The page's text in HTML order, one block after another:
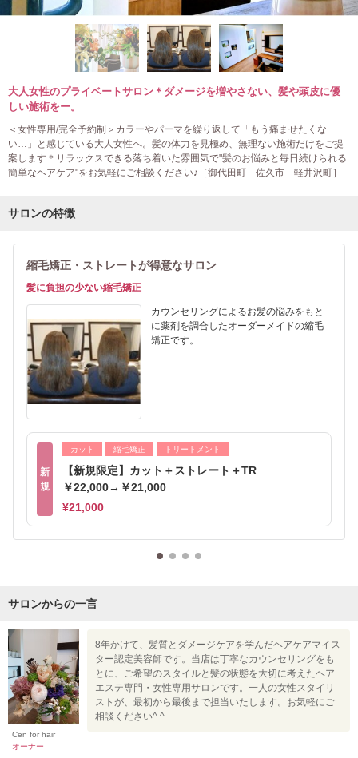
大人女性のプライベートサロン＊ダメージを増やさない、髪や頭皮に優
しい施術をー。
＜女性専用/完全予約制＞カラーやパーマを繰り返して「もう痛ませたくな
い…」と感じている大人女性へ。髪の体力を見極め、無理ない施術だけをご提
案します＊リラックスできる落ち着いた雰囲気で"髪のお悩みと毎日続けられる
簡単なヘアケア"をお気軽にご相談ください♪［御代田町 佐久市 軽井沢町］
サロンの特徴
縮毛矯正・ストレートが得意なサロン
髪に負担の少ない縮毛矯正
カウンセリングによるお髪の悩みをもと
に薬剤を調合したオーダーメイドの縮毛
矯正です。
新
規
カット 縮毛矯正 トリートメント
【新規限定】カット＋ストレート＋TR
￥22,000→￥21,000
¥21,000
サロンからの一言
Cen for hair
オーナー
8年かけて、髪質とダメージケアを学んだヘアケアマイス
ター認定美容師です。当店は丁寧なカウンセリングをも
とに、ご希望のスタイルと髪の状態を大切に考えたヘア
エステ専門・女性専用サロンです。一人の女性スタイリ
ストが、最初から最後まで担当いたします。お気軽にご
相談ください^ ^